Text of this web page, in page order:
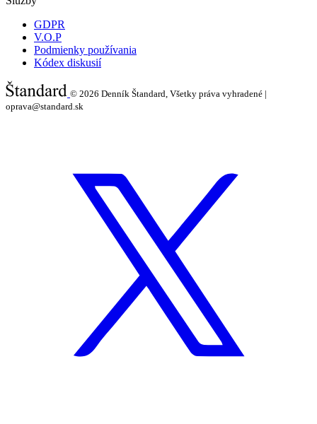
GDPR
V.O.P
Podmienky používania
Kódex diskusií
© 2026 Denník Štandard, Všetky práva vyhradené |
oprava@standard.sk